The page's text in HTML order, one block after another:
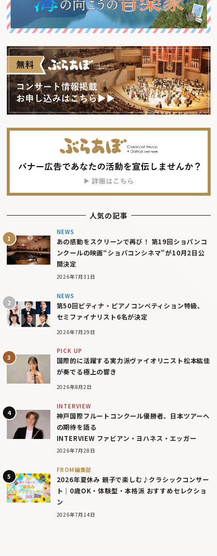
人気の記事
NEWS
あの感動をスクリーンで再び！ 第19回ショパンコ
ンクールの映画“ショパコンシネマ”が10月2日公
開決定
2026年7月31日
NEWS
第50回ピティナ・ピアノコンペティション特級、
セミファイナリスト6名が決定
2026年7月29日
PICK UP
国際的に活躍する実力派ヴァイオリニスト松本紘佳
が奏でる極上の響き
2026年8月2日
INTERVIEW
神戸国際フルートコンクール優勝者、日本ツアーへ
の期待を語る
INTERVIEW ファビアン・ヨハネス・エッガー
2026年7月28日
FROM編集部
2026年夏休み 親子で楽しむ♪クラシックコンサー
ト｜0歳OK・体験型・本格派 おすすめセレクショ
ン
2026年7月14日